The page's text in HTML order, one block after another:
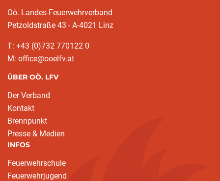
Oö. Landes-Feuerwehrverband
Petzoldstraße 43 - A-4021 Linz
T: +43 (0)732 770122 0
M: office@ooelfv.at
ÜBER OÖ. LFV
Der Verband
Kontakt
Brennpunkt
Presse & Medien
INFOS
Feuerwehrschule
Feuerwehrjugend